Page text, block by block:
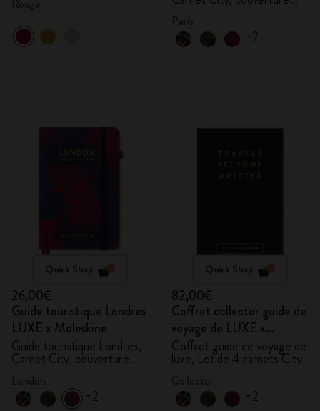
+2
Quick Shop
26,00€
Guide touristique Londres
LUXE x Moleskine
Guide touristique Londres,
Carnet City, couverture
+2
Quick Shop
82,00€
Coffret collector guide de
voyage de LUXE x
Moleskine
Coffret guide de voyage de
luxe, Lot de 4 carnets City
+2